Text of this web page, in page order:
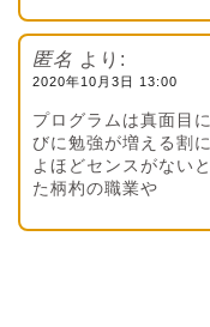
匿名 より:
2020年10月3日 13:00
プログラムは真面目
びに勉強が増える割に
よほどセンスがない
た柄杓の職業や